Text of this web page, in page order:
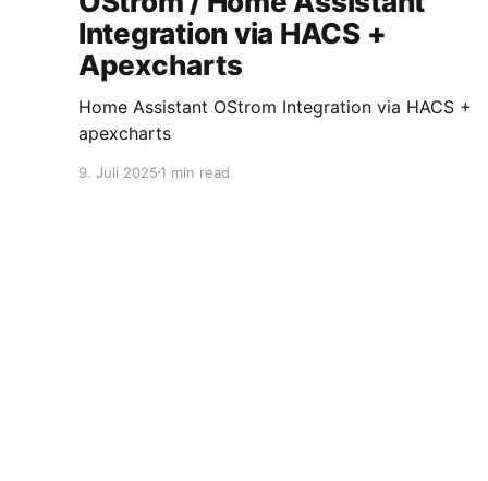
Integration via HACS +
Apexcharts
Home Assistant OStrom Integration via HACS +
apexcharts
9. Juli 2025 1 min read